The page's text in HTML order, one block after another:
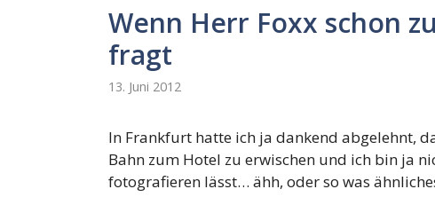
Wenn Herr Foxx schon
fragt
13. Juni 2012
In Frankfurt hatte ich ja dankend abgelehnt,
Bahn zum Hotel zu erwischen und ich bin ja
fotografieren lässt… ähh, oder so was